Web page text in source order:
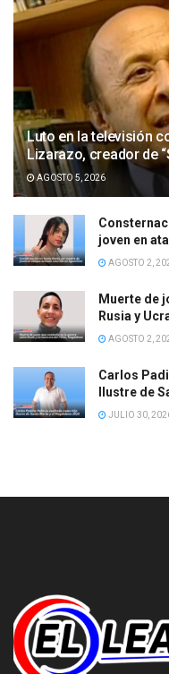
Luto en la televisión
Lizarazo, creador de
AGOSTO 5, 2026
joven en
AGOSTO 2,
Muerte de
Rusia y
AGOSTO 2,
Carlos
Ilustre de
JULIO 30,